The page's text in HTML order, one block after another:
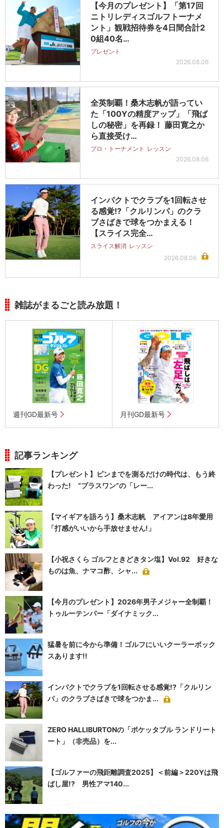
【今月のプレゼント】「第17回
ニトリレディスゴルフトーナメ
ント」観戦招待券を4日間合計2
0組40名…
プレゼント
2026.08.06
全英制覇！桑木志帆が語ってい
た「100Yの精度アップ」「飛ば
しの秘密」を再録！ 藤田寛之か
ら直接受け…
プロ・トーナメント レッスン
2026.08.06
インパクトでクラブを1回転させ
る感覚!?「クルリンパ」のクラ
ブさばきで球をつかまえる！
【スライス完全…
スライス解消 レッスン
2026.08.06
雑誌がまるごと読み放題！
週刊GD最新号 月刊GD最新号
記事ランキング
【プレゼント】ピンまでを測るだけの時代は、もう終
わった! “プラスワン”の「レー...
【マイギアを語ろう】桑木志帆 アイアンは8年愛用
「打感がいいから手放せません!」
【小祝さくら ゴルフときどきタン塩】Vol.92 好きな
ものは魚、ナマコ酢、シャ...
【今月のプレゼント】2026年男子メジャー全制覇！
トゥルーテンパー「ダイナミック...
猛暑を前に今から準備！ゴルフにいいクーラーボック
スあります!!
インパクトでクラブを1回転させる感覚!?「クルリン
パ」のクラブさばきで球をつかま...
ZERO HALLIBURTONの「ポケッタブル ランドリート
ート」（非売品）を...
【ゴルファーの飛距離調査2025】＜前編＞220Yは飛
ばし屋!? 男性アマ140...